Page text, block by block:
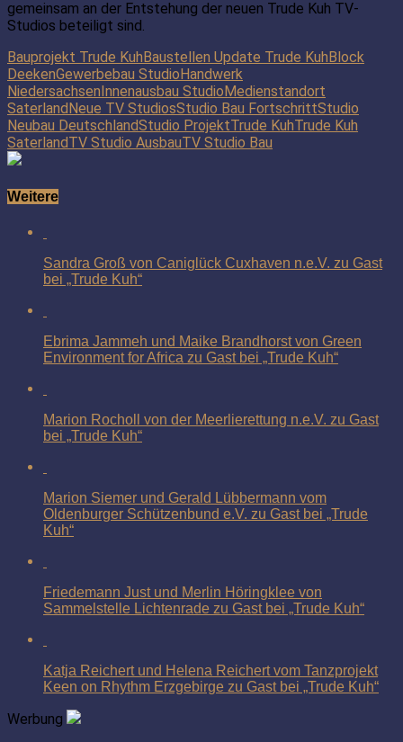
gemeinsam an der Entstehung der neuen Trude Kuh TV-
Studios beteiligt sind.
Bauprojekt Trude KuhBaustellen Update Trude KuhBlock
DeekenGewerbebau StudioHandwerk
NiedersachsenInnenausbau StudioMedienstandort
SaterlandNeue TV StudiosStudio Bau FortschrittStudio
Neubau DeutschlandStudio ProjektTrude KuhTrude Kuh
SaterlandTV Studio AusbauTV Studio Bau
Weitere
Sandra Groß von Caniglück Cuxhaven n.e.V. zu Gast
bei „Trude Kuh“
Ebrima Jammeh und Maike Brandhorst von Green
Environment for Africa zu Gast bei „Trude Kuh“
Marion Rocholl von der Meerlierettung n.e.V. zu Gast
bei „Trude Kuh“
Marion Siemer und Gerald Lübbermann vom
Oldenburger Schützenbund e.V. zu Gast bei „Trude
Kuh“
Friedemann Just und Merlin Höringklee von
Sammelstelle Lichtenrade zu Gast bei „Trude Kuh“
Katja Reichert und Helena Reichert vom Tanzprojekt
Keen on Rhythm Erzgebirge zu Gast bei „Trude Kuh“
Werbung